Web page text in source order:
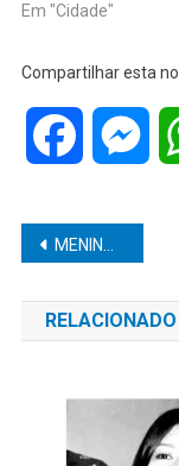
Em "Cidade"
Compartilhar esta
Facebook
Navegação
de
Post
MENINO DE 7 ANOS ESCREVE CARTA PARA PAPAI NOEL PEDINDO CARNE DE NATAL
RELACIONADO